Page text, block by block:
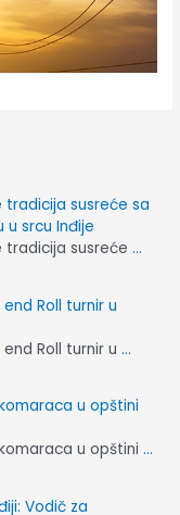
tradicija susreće sa
srcu Inđije
tradicija susreće…
end Roll turnir u
end Roll turnir u…
u opštini
u opštini…
Vodič za